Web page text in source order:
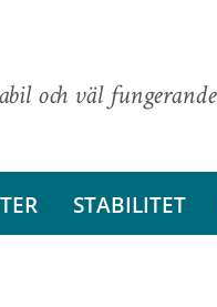
och väl
STABILITET